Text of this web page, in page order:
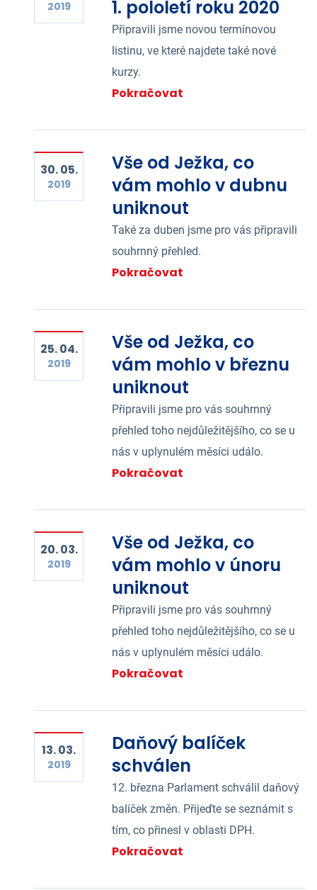
2019
1. pololetí roku 2020
Připravili jsme novou termínovou
listinu, ve které najdete také nové
kurzy.
Pokračovat
30. 05.
2019
Vše od Ježka, co
vám mohlo v dubnu
uniknout
Také za duben jsme pro vás připravili
souhrnný přehled.
Pokračovat
25. 04.
2019
Vše od Ježka, co
vám mohlo v březnu
uniknout
Připravili jsme pro vás souhrnný
přehled toho nejdůležitějšího, co se u
nás v uplynulém měsíci událo.
Pokračovat
20. 03.
2019
Vše od Ježka, co
vám mohlo v únoru
uniknout
Připravili jsme pro vás souhrnný
přehled toho nejdůležitějšího, co se u
nás v uplynulém měsíci událo.
Pokračovat
13. 03.
2019
Daňový balíček
schválen
12. března Parlament schválil daňový
balíček změn. Přijeďte se seznámit s
tím, co přinesl v oblasti DPH.
Pokračovat